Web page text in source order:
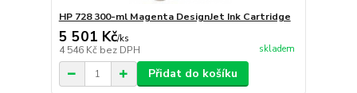
HP 728 300-ml Magenta DesignJet Ink Cartridge
5 501 Kč/ks
4 546 Kč bez DPH skladem
Přidat do košíku